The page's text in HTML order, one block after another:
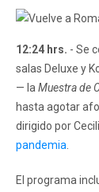
12:24 hrs. - Se
salas Deluxe y
— la Muestra de
hasta agotar
dirigido por
pandemia
El programa